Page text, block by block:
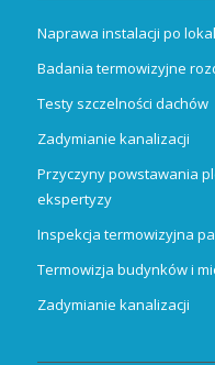
Naprawa instalacji po
Badania termowizyjne
Testy szczelności dachów
Zadymianie kanalizacji
Przyczyny powstawania
ekspertyzy
Inspekcja termowizyjna
Termowizja budynków i
Zadymianie kanalizacji